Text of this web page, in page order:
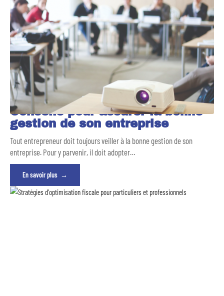
Conseils pour assurer la bonne
gestion de son entreprise
Tout entrepreneur doit toujours veiller à la bonne gestion de son
entreprise. Pour y parvenir, il doit adopter…
En savoir plus